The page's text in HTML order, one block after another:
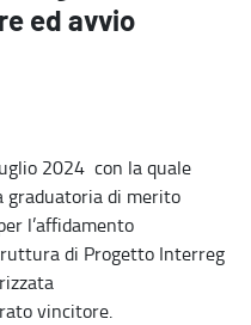
ed avvio
2024 con la quale
di merito
l’affidamento
di Progetto Interreg
vincitore.